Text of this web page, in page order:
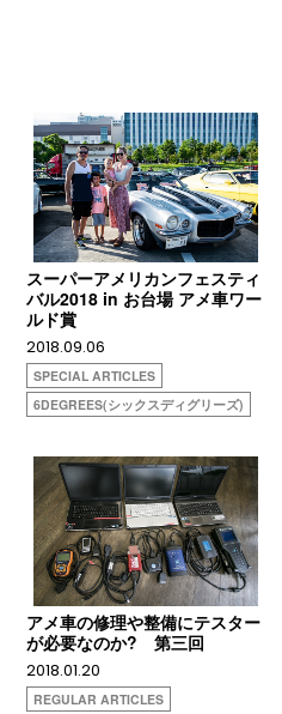
スーパーアメリカンフェスティ
バル2018 in お台場 アメ車ワー
ルド賞
2018.09.06
SPECIAL ARTICLES
6DEGREES(シックスディグリーズ)
アメ車の修理や整備にテスター
が必要なのか? 第三回
2018.01.20
REGULAR ARTICLES